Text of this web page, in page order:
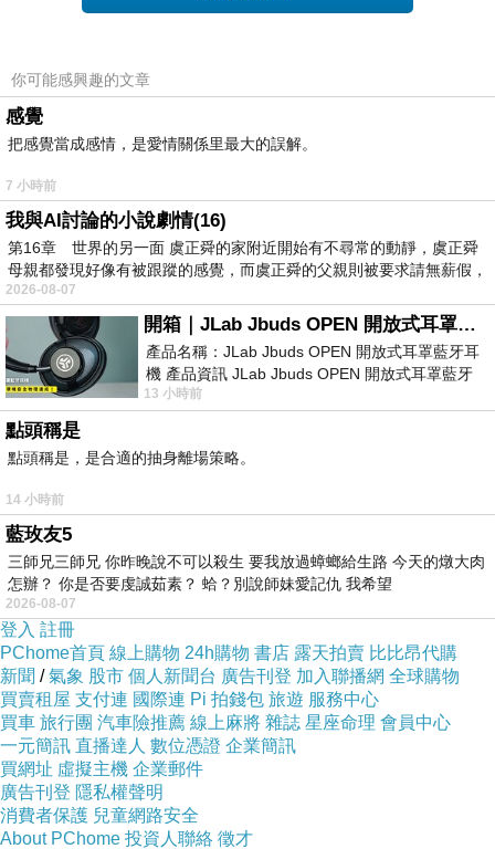
可惜向日葵都朝著肥肥的方向
你可能感興趣的文章
感覺
把感覺當成感情，是愛情關係里最大的誤解。
7 小時前
我與AI討論的小說劇情(16)
第16章 世界的另一面 虞正舜的家附近開始有不尋常的動靜，虞正舜
母親都發現好像有被跟蹤的感覺，而虞正舜的父親則被要求請無薪假，
2026-08-07
開箱｜JLab Jbuds OPEN 開放式耳罩藍牙耳機 - 設計美學，輕巧、透氣、環境音全物理達成！
產品名稱：JLab Jbuds OPEN 開放式耳罩藍牙耳
機 產品資訊 JLab Jbuds OPEN 開放式耳罩藍牙
耳機評語：非常有特色，值得喜愛美型工
13 小時前
點頭稱是
點頭稱是，是合適的抽身離場策略。
14 小時前
藍玫友5
三師兄三師兄 你昨晚說不可以殺生 要我放過蟑螂給生路 今天的燉大肉
怎辦？ 你是否要虔誠茹素？ 蛤？別說師妹愛記仇 我希望
2026-08-07
登入 註冊
PChome首頁 線上購物 24h購物 書店 露天拍賣 比比昂代購
新聞 /氣象 股市 個人新聞台 廣告刊登 加入聯播網 全球購物
買賣租屋 支付連 國際連 Pi 拍錢包 旅遊 服務中心
買車 旅行團 汽車險推薦 線上麻將 雜誌 星座命理 會員中心
一元簡訊 直播達人 數位憑證 企業簡訊
買網址 虛擬主機 企業郵件
廣告刊登 隱私權聲明
消費者保護 兒童網路安全
About PChome 投資人聯絡 徵才